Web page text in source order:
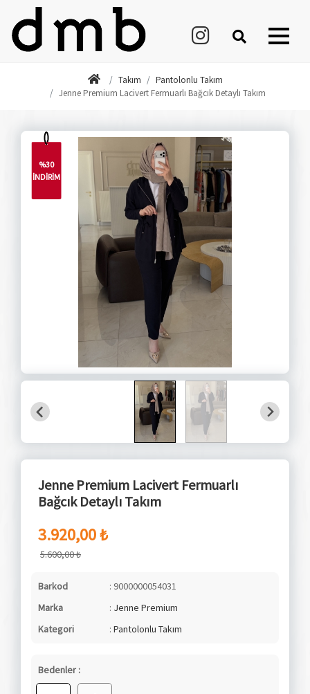
Takım
Pantolonlu Takım
Jenne Premium Lacivert Fermuarlı Bağcık Detaylı Takım
%30
İNDİRİM
Jenne Premium Lacivert Fermuarlı
Bağcık Detaylı Takım
3.920,00 ₺
5.600,00 ₺
Barkod
: 9000000054031
Marka
: Jenne Premium
Kategori
: Pantolonlu Takım
Bedenler :